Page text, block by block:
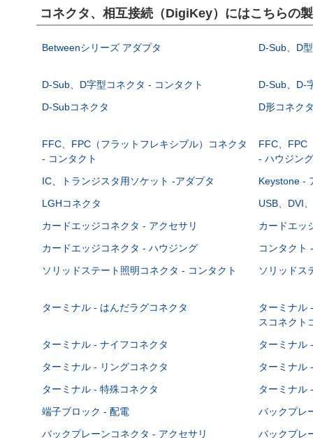
コネクタ、相互接続（DigiKey）にはこちらの
Betweenシリーズ アダプタ D-Sub、D
D-Sub、D字型コネクタ - コンタクト
D-Sub、D-
D-Subコネクタ
D形コネク
FFC、FPC（フラットフレキシブル）コネクタ
- コンタクト
FFC、FPC
- ハウジング
IC、トランジスタ用ソケット -アダプタ
Keystone -
LGHコネクタ
USB、DVI
カードエッジコネクタ - アクセサリ
カードエッ
カードエッジコネクタ - ハウジング
コンタクト
ソリッドステート照明コネクタ - コンタクト
ソリッドス
ターミナル - はんだラグコネクタ
ターミナル
スコネクト
ターミナル - ナイフコネクタ
ターミナル
ターミナル - リングコネクタ
ターミナル
ターミナル - 特殊コネクタ
ターミナル
端子ブロック - 配電
バックプレ
バックプレーンコネクタ - アクセサリ
バックプレ